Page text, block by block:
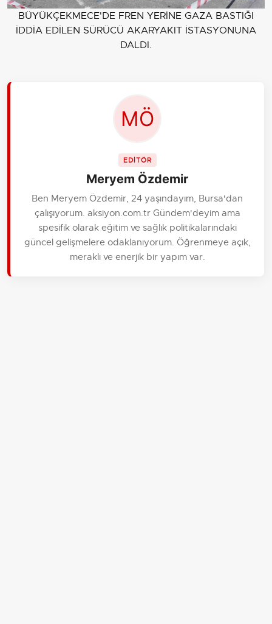
BÜYÜKÇEKMECE'DE FREN YERİNE GAZA BASTIĞI
İDDİA EDİLEN SÜRÜCÜ AKARYAKIT İSTASYONUNA
DALDI.
EDİTÖR
Meryem Özdemir
Ben Meryem Özdemir, 24 yaşındayım, Bursa'dan
çalışıyorum. aksiyon.com.tr Gündem'deyim ama
spesifik olarak eğitim ve sağlık politikalarındaki
güncel gelişmelere odaklanıyorum. Öğrenmeye açık,
meraklı ve enerjik bir yapım var.